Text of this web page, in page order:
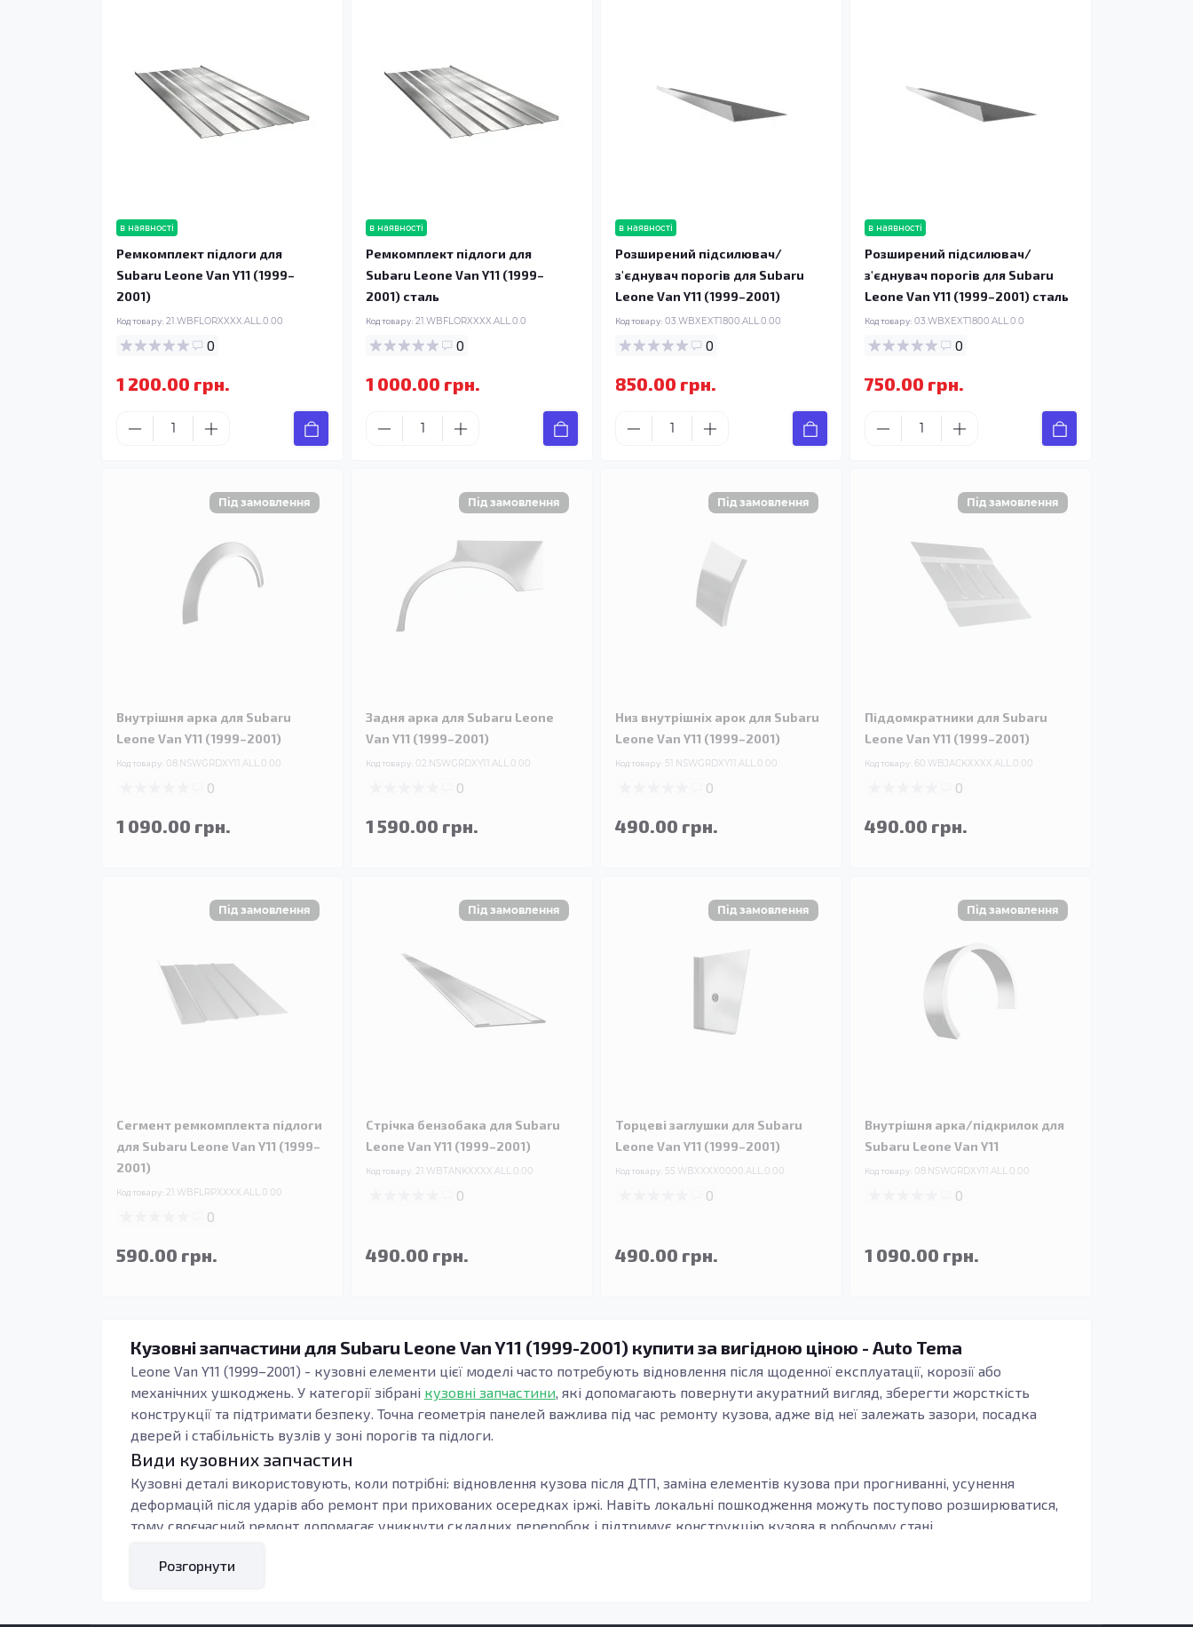
в наявності
Ремкомплект підлоги для
Subaru Leone Van Y11 (1999–
2001)
Код товару: 21.WBFLORXXXX.ALL.0.00
0
1 200.00 грн.
в наявності
Ремкомплект підлоги для
Subaru Leone Van Y11 (1999–
2001) сталь
Код товару: 21.WBFLORXXXX.ALL.0.0
0
1 000.00 грн.
в наявності
Розширений підсилювач/
з'єднувач порогів для Subaru
Leone Van Y11 (1999–2001)
Код товару: 03.WBXEXT1800.ALL.0.00
0
850.00 грн.
в наявності
Розширений підсилювач/
з'єднувач порогів для Subaru
Leone Van Y11 (1999–2001) сталь
Код товару: 03.WBXEXT1800.ALL.0.0
0
750.00 грн.
Внутрішня арка для Subaru
Leone Van Y11 (1999–2001)
Код товару: 08.NSWGRDXY11.ALL.0.00
0
1 090.00 грн.
Задня арка для Subaru Leone
Van Y11 (1999–2001)
Код товару: 02.NSWGRDXY11.ALL.0.00
0
1 590.00 грн.
Низ внутрішніх арок для Subaru
Leone Van Y11 (1999–2001)
Код товару: 51.NSWGRDXY11.ALL.0.00
0
490.00 грн.
Піддомкратники для Subaru
Leone Van Y11 (1999–2001)
Код товару: 60.WBJACKXXXX.ALL.0.00
0
490.00 грн.
Сегмент ремкомплекта підлоги
для Subaru Leone Van Y11 (1999–
2001)
Код товару: 21.WBFLRPXXXX.ALL.0.00
0
590.00 грн.
Стрічка бензобака для Subaru
Leone Van Y11 (1999–2001)
Код товару: 21.WBTANKXXXX.ALL.0.00
0
490.00 грн.
Торцеві заглушки для Subaru
Leone Van Y11 (1999–2001)
Код товару: 55.WBXXXX0000.ALL.0.00
0
490.00 грн.
Внутрішня арка/підкрилок для
Subaru Leone Van Y11
Код товару: 08.NSWGRDXY11.ALL.0.00
0
1 090.00 грн.
Кузовні запчастини для Subaru Leone Van Y11 (1999-2001) купити за вигідною ціною - Auto Tema
Leone Van Y11 (1999–2001) - кузовні елементи цієї моделі часто потребують відновлення після щоденної експлуатації, корозії або
механічних ушкоджень. У категорії зібрані кузовні запчастини, які допомагають повернути акуратний вигляд, зберегти жорсткість
конструкції та підтримати безпеку. Точна геометрія панелей важлива під час ремонту кузова, адже від неї залежать зазори, посадка
дверей і стабільність вузлів у зоні порогів та підлоги.
Види кузовних запчастин
Кузовні деталі використовують, коли потрібні: відновлення кузова після ДТП, заміна елементів кузова при прогниванні, усунення
деформацій після ударів або ремонт при прихованих осередках іржі. Навіть локальні пошкодження можуть поступово розширюватися,
тому своєчасний ремонт допомагає уникнути складних переробок і підтримує конструкцію кузова в робочому стані.
Під час підбору орієнтуються на тип кузова, модифікацію та місце встановлення елемента. Важливо, щоб деталь повторювала заводські
Розгорнути